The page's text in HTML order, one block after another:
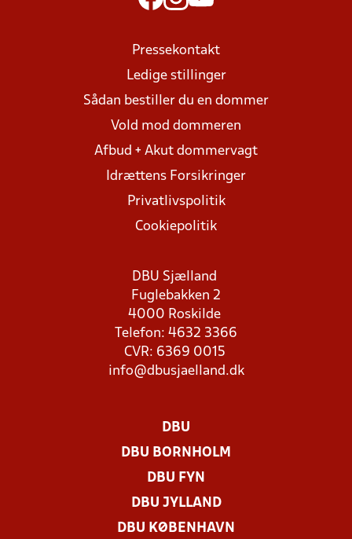
Pressekontakt
Ledige stillinger
Sådan bestiller du en dommer
Vold mod dommeren
Afbud + Akut dommervagt
Idrættens Forsikringer
Privatlivspolitik
Cookiepolitik
DBU Sjælland
Fuglebakken 2
4000 Roskilde
Telefon: 4632 3366
CVR: 6369 0015
info@dbusjaelland.dk
DBU
DBU BORNHOLM
DBU FYN
DBU JYLLAND
DBU KØBENHAVN